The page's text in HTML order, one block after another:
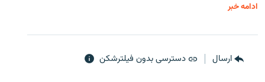
ادامه خبر
ارسال دسترسی بدون فیلترشکن